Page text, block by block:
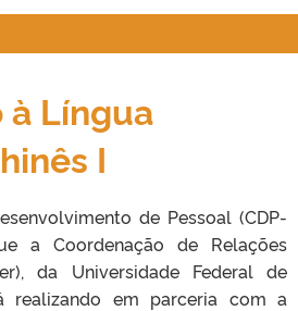
Língua
I
de Pessoal (CDP-
a Coordenação de Relações
da Universidade Federal de
realizando em parceria com a